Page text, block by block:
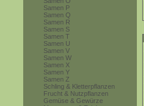
Samen P
Samen Q
Samen R
Samen S
Samen T
Samen U
Samen V
Samen W
Samen X
Samen Y
Samen Z
Schling & Kletterpflanzen
Frucht & Nutzpflanzen
Gemüse & Gewürze